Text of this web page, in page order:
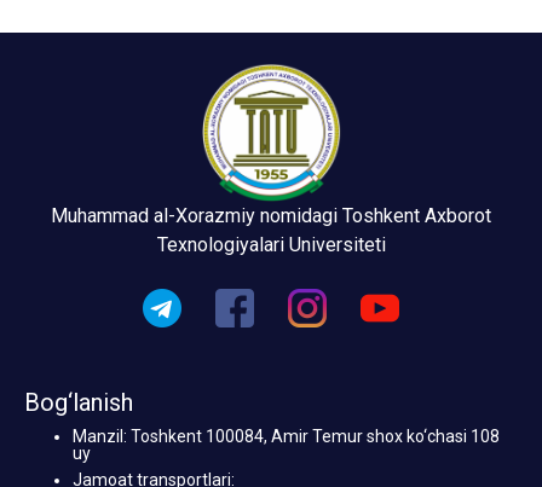
Muhammad al-Xorazmiy nomidagi Toshkent Axborot
Texnologiyalari Universiteti
Bog‘lanish
Manzil: Toshkent 100084, Amir Temur shox ko‘chasi 108
uy
Jamoat transportlari: